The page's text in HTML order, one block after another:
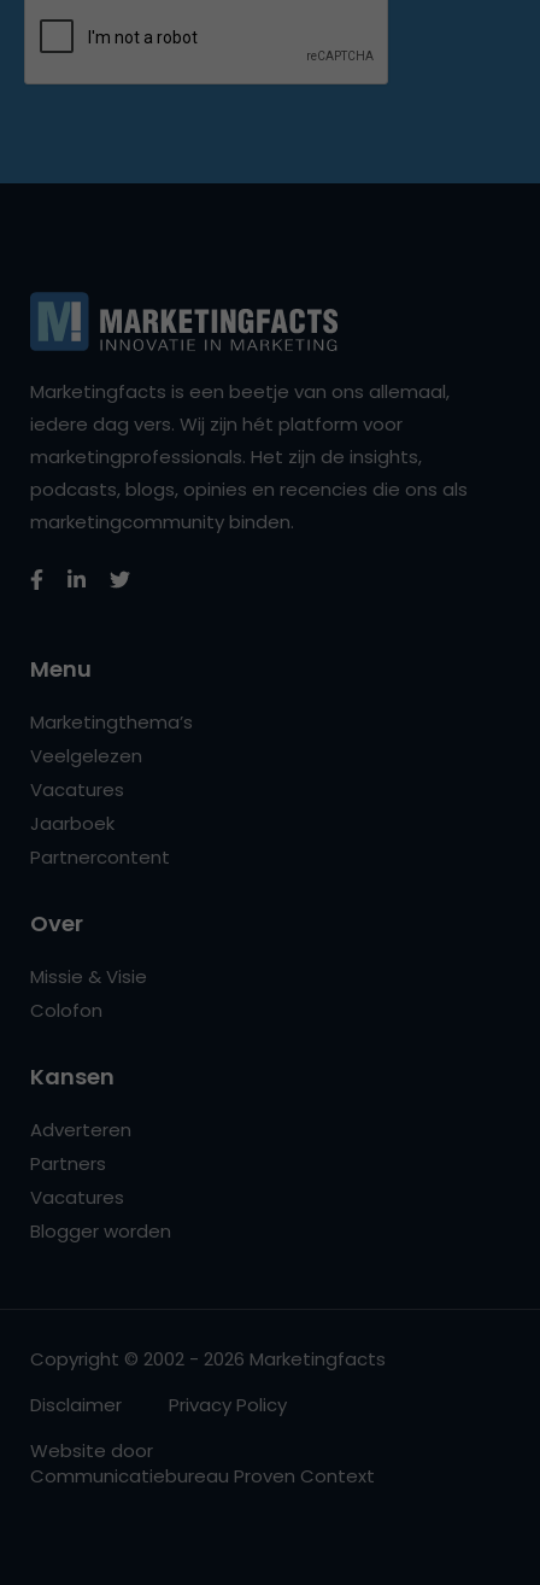
Marketingfacts is een beetje van ons allemaal,
iedere dag vers. Wij zijn hét platform voor
marketingprofessionals. Het zijn de insights,
podcasts, blogs, opinies en recencies die ons als
marketingcommunity binden.
Menu
Marketingthema’s
Veelgelezen
Vacatures
Jaarboek
Partnercontent
Over
Missie & Visie
Colofon
Kansen
Adverteren
Partners
Vacatures
Blogger worden
Copyright © 2002 - 2026 Marketingfacts
Disclaimer
Privacy Policy
Website door
Communicatiebureau Proven Context